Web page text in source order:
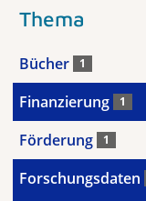
Thema
Bücher 1
Finanzierung 1
Förderung 1
Forschungsdaten